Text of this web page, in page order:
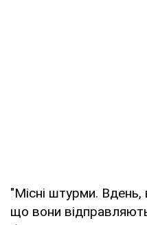
"Місні штурми. Вдень,
що вони